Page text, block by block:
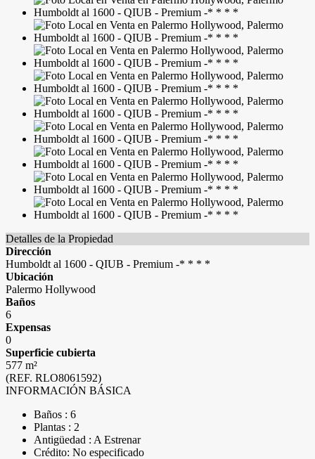
Detalles de la Propiedad
Dirección
Humboldt al 1600 - QIUB - Premium -* * * *
Ubicación
Palermo Hollywood
Baños
6
Expensas
0
Superficie cubierta
577 m²
(REF. RLO8061592)
INFORMACIÓN BÁSICA
Baños : 6
Plantas : 2
Antigüedad : A Estrenar
Crédito: No especificado